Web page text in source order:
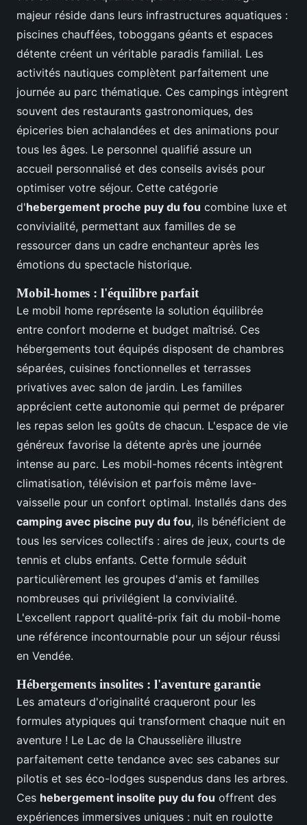
majeur réside dans leurs infrastructures aquatiques :
piscines chauffées, toboggans géants et espaces
détente créent un véritable paradis familial. Les
activités nautiques complètent parfaitement une
journée au parc thématique. Ces campings intègrent
souvent des restaurants gastronomiques, des
épiceries bien achalandées et des animations pour
tous les âges. Le personnel qualifié assure un
accueil personnalisé et des conseils avisés pour
optimiser votre séjour. Cette catégorie
d'hebergement proche puy du fou combine luxe et
convivialité, permettant aux familles de se
ressourcer dans un cadre enchanteur après les
émotions du spectacle historique.
Mobil-homes : l'équilibre parfait
Le mobil home représente la solution équilibrée
entre confort moderne et budget maîtrisé. Ces
hébergements tout équipés disposent de chambres
séparées, cuisines fonctionnelles et terrasses
privatives avec salon de jardin. Les familles
apprécient cette autonomie qui permet de préparer
les repas selon les goûts de chacun. L'espace de vie
généreux favorise la détente après une journée
intense au parc. Les mobil-homes récents intègrent
climatisation, télévision et parfois même lave-
vaisselle pour un confort optimal. Installés dans des
camping avec piscine puy du fou, ils bénéficient de
tous les services collectifs : aires de jeux, courts de
tennis et clubs enfants. Cette formule séduit
particulièrement les groupes d'amis et familles
nombreuses qui privilégient la convivialité.
L'excellent rapport qualité-prix fait du mobil-home
une référence incontournable pour un séjour réussi
en Vendée.
Hébergements insolites : l'aventure garantie
Les amateurs d'originalité craqueront pour les
formules atypiques qui transforment chaque nuit en
aventure ! Le Lac de la Chausselière illustre
parfaitement cette tendance avec ses cabanes sur
pilotis et ses éco-lodges suspendus dans les arbres.
Ces hebergement insolite puy du fou offrent des
expériences immersives uniques : nuit en roulotte